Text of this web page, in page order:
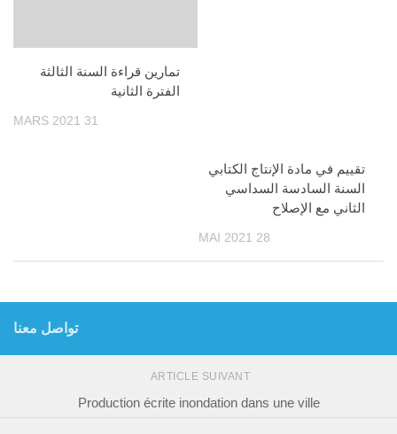
تمارين قراءة السنة الثالثة
الفترة الثانية
31 MARS 2021
تقييم في مادة الإنتاج الكتابي
السنة السادسة السداسي
الثاني مع الإصلاح
28 MAI 2021
تواصل معنا
ARTICLE SUIVANT
Production écrite inondation dans une ville